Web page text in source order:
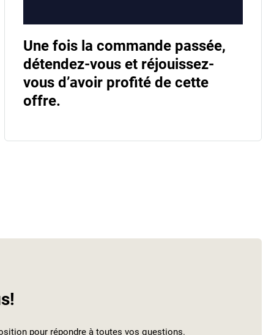
Une fois la commande passée,
détendez-vous et réjouissez-
vous d’avoir profité de cette
offre.
pour répondre à toutes vos questions.